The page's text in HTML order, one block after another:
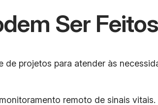
Ser Feitos
de projetos para atender às
remoto de sinais vitais.